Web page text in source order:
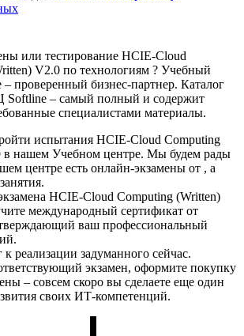
или тестирование HCIE-Cloud
V2.0 по технологиям ? Учебный
– проверенный бизнес-партнер. Каталог
Softline – самый полный и содержит
специалистами материалы.
испытания HCIE-Cloud Computing
в нашем Учебном центре. Мы будем рады
центре есть онлайн-экзамены от , а
HCIE-Cloud Computing (Written)
международный сертификат от
ваш профессиональный
реализации задуманного сейчас.
экзамен, оформите покупку
– совсем скоро вы сделаете еще один
своих ИТ-компетенций.